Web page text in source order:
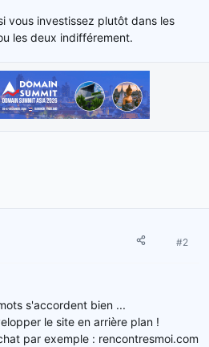
vous investissez plutôt dans les
les deux indifférement.
#2
s'accordent bien ...
le site en arrière plan !
par exemple : rencontresmoi.com